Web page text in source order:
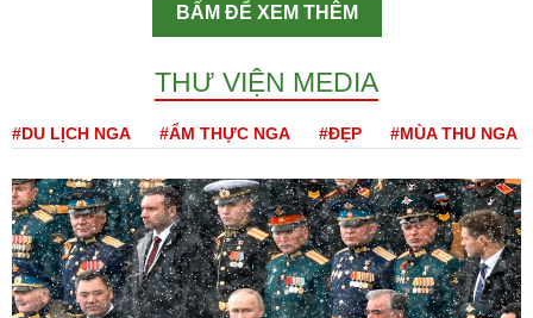
BẤM ĐỂ XEM THÊM
THƯ VIỆN MEDIA
#DU LỊCH NGA #ẨM THỰC NGA #ĐẸP #MÙA THU NGA